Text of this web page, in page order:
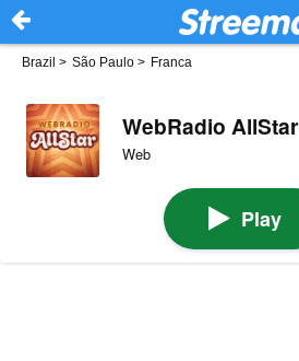
Brazil > São Paulo > Franca
WebRadio AllStar
Web
Play